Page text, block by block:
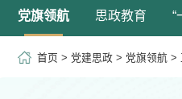
党旗领航 思政教育 “
首页 > 党建思政 > 党旗领航 >